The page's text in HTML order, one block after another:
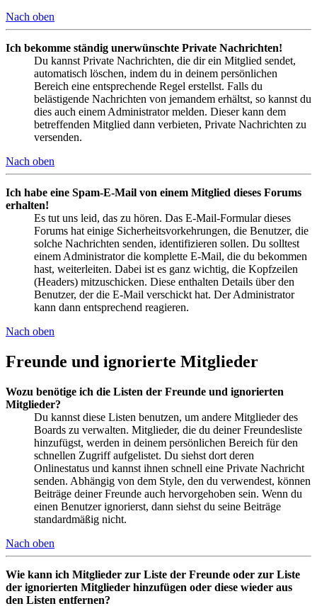
Nach oben
Ich bekomme ständig unerwünschte Private Nachrichten!
Du kannst Private Nachrichten, die dir ein Mitglied sendet,
automatisch löschen, indem du in deinem persönlichen
Bereich eine entsprechende Regel erstellst. Falls du
belästigende Nachrichten von jemandem erhältst, so kannst du
dies auch einem Administrator melden. Dieser kann dem
betreffenden Mitglied dann verbieten, Private Nachrichten zu
versenden.
Nach oben
Ich habe eine Spam-E-Mail von einem Mitglied dieses Forums
erhalten!
Es tut uns leid, das zu hören. Das E-Mail-Formular dieses
Forums hat einige Sicherheitsvorkehrungen, die Benutzer, die
solche Nachrichten senden, identifizieren sollen. Du solltest
einem Administrator die komplette E-Mail, die du bekommen
hast, weiterleiten. Dabei ist es ganz wichtig, die Kopfzeilen
(Headers) mitzuschicken. Diese enthalten Details über den
Benutzer, der die E-Mail verschickt hat. Der Administrator
kann dann entsprechend reagieren.
Nach oben
Freunde und ignorierte Mitglieder
Wozu benötige ich die Listen der Freunde und ignorierten
Mitglieder?
Du kannst diese Listen benutzen, um andere Mitglieder des
Boards zu verwalten. Mitglieder, die du deiner Freundesliste
hinzufügst, werden in deinem persönlichen Bereich für den
schnellen Zugriff aufgelistet. Du siehst dort deren
Onlinestatus und kannst ihnen schnell eine Private Nachricht
senden. Abhängig von dem Style, den du verwendest, können
Beiträge deiner Freunde auch hervorgehoben sein. Wenn du
einen Benutzer ignorierst, dann siehst du seine Beiträge
standardmäßig nicht.
Nach oben
Wie kann ich Mitglieder zur Liste der Freunde oder zur Liste
der ignorierten Mitglieder hinzufügen oder diese wieder aus
den Listen entfernen?